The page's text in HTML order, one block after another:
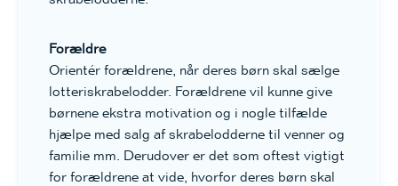
Forældre
Orientér forældrene, når deres børn skal sælge
lotteriskrabelodder. Forældrene vil kunne give
børnene ekstra motivation og i nogle tilfælde
hjælpe med salg af skrabelodderne til venner og
familie mm. Derudover er det som oftest vigtigt
for forældrene at vide, hvorfor deres børn skal